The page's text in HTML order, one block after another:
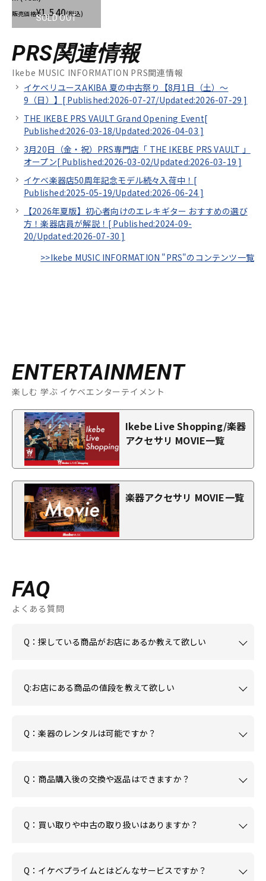
SOLD OUT
販売価格¥1,540(税込)
PRS関連情報
Ikebe MUSIC INFORMATION PRS関連情報
イケベリユースAKIBA 夏の中古祭り【8月1日（土）～
9（日）】[ Published:2026-07-27/Updated:2026-07-29 ]
THE IKEBE PRS VAULT Grand Opening Event[
Published:2026-03-18/Updated:2026-04-03 ]
3月20日（金・祝）PRS専門店「 THE IKEBE PRS VAULT 」
オープン[ Published:2026-03-02/Updated:2026-03-19 ]
イケベ楽器店50周年記念モデル続々入荷中！[
Published:2025-05-19/Updated:2026-06-24]
【2026年夏版】初心者向けのエレキギター おすすめの選び
方！楽器店員が解説！[ Published:2024-09-
20/Updated:2026-07-30 ]
>>Ikebe MUSIC INFORMATION "PRS"のコンテンツ一覧
ENTERTAINMENT
楽しむ 学ぶ イケベエンターテイメント
Ikebe Live Shopping/楽器
アクセサリ MOVIE一覧
楽器アクセサリ MOVIE一覧
FAQ
よくある質問
Q：探している商品がお店にあるか教えて欲しい
Q:お店にある商品の値段を教えて欲しい
Q：楽器のレンタルは可能ですか？
Q：商品購入後の交換や返品はできますか？
Q：買い取りや中古の取り扱いはありますか？
Q：イケベプライムとはどんなサービスですか？